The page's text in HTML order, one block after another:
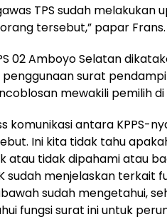
TPS sudah
tersebut,” papar Frans.
02 Amboyo Selatan
surat
mewakili pemilih di
komunikasi antara KPPS-
Ini kita tidak tahu
atau tidak dipahami atau
sudah menjelaskan terkait
sudah mengetahui,
fungsi surat ini untuk